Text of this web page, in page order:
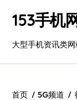
153手机
大型手机资讯类
首页 5G频道